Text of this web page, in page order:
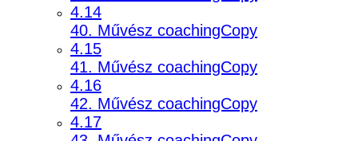
4.14
40. Művész coachingCopy
4.15
41. Művész coachingCopy
4.16
42. Művész coachingCopy
4.17